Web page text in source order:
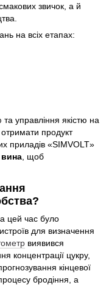
звичок, а й
на всіх етапах:
управління якістю на
продукт
приладів «SIMVOLT»
, щоб
цей час було
для визначення
виявився
концентрації цукру,
кінцевої
бродіння, а